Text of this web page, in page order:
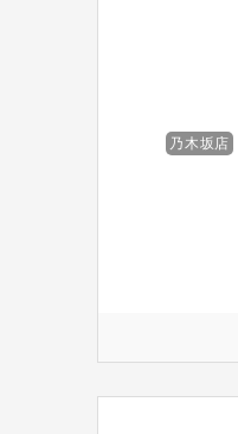
乃木坂店